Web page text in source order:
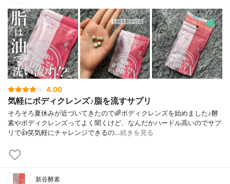
4.00
気軽にボディクレンズ♪脂を流すサプリ
そろそろ夏休みが近づいてきたので🌈ボディクレンズを始めました♪酵
素やボディクレンズってよく聞くけど、なんだかハードル高いのでサプ
リで👍笑気軽にチャレンジできるの…続きを見る
新谷酵素